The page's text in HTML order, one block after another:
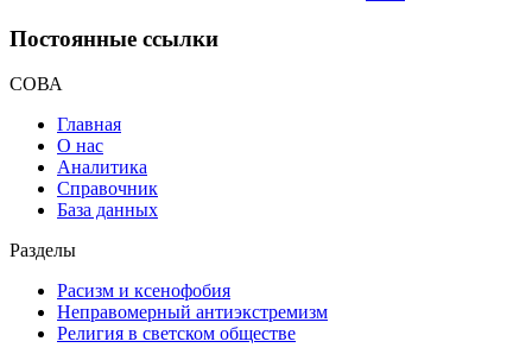
Постоянные ссылки
СОВА
Главная
О нас
Аналитика
Справочник
База данных
Разделы
Расизм и ксенофобия
Неправомерный антиэкстремизм
Религия в светском обществе